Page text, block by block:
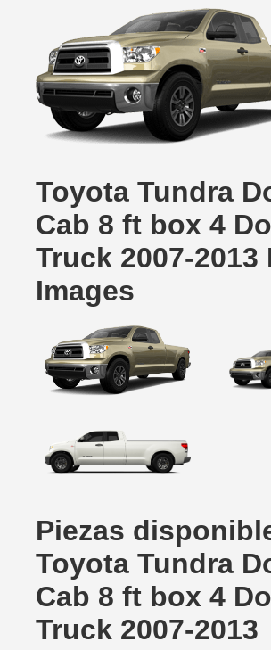
Toyota Tundra
Cab 8 ft box 4
Truck 2007-2013
Images
Piezas
Toyota Tundra
Cab 8 ft box 4
Truck 2007-2013